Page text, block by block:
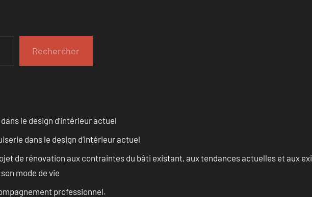
Rechercher
le design d’intérieur actuel
dans le design d’intérieur actuel
de rénovation aux contraintes du bâti existant, aux tendances actuelles et aux
mode de vie
professionnel.